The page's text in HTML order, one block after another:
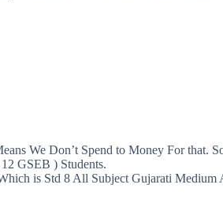
We Don’t Spend to Money For that.
GSEB ) Students.
is Std 8 All Subject Gujarati Medium